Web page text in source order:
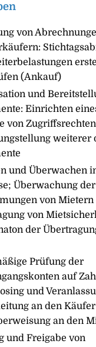
von
(Ankauf)
und
Einrichten
von
weiterer
und Überwachen
Überwachung der
von Mietern
von
der
Prüfung der
auf
und
an den
an den
und Freigabe von